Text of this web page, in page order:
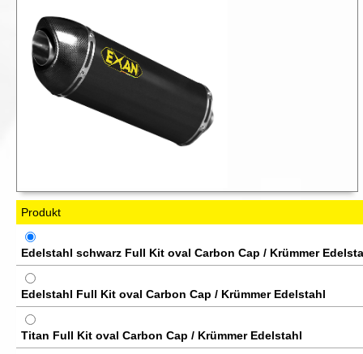
Produkt
Edelstahl schwarz Full Kit oval Carbon Cap / Krümmer
Edelstahl Full Kit oval Carbon Cap / Krümmer Edelstahl
Titan Full Kit oval Carbon Cap / Krümmer Edelstahl